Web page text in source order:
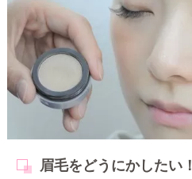
眉毛をどうにかしたい！